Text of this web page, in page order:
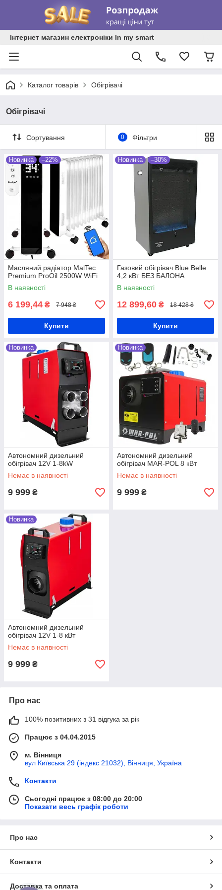
Інтернет магазин електроніки In my smart
Каталог товарів Обігрівачі
Обігрівачі
Сортування 0 Фільтри
Новинка –22%
Масляний радіатор MalTec
Premium ProOil 2500W WiFi
В наявності
6 199,44 ₴ 7 948 ₴
Купити
Новинка –30%
Газовий обігрівач Blue Belle
4,2 кВт БЕЗ БАЛОНА
В наявності
12 899,60 ₴ 18 428 ₴
Купити
Новинка
Автономний дизельний
обігрівач 12V 1-8kW
Немає в наявності
9 999 ₴
Новинка
Автономний дизельний
обігрівач MAR-POL 8 кВт
Немає в наявності
9 999 ₴
Новинка
Автономний дизельний
обігрівач 12V 1-8 кВт
Немає в наявності
9 999 ₴
Про нас
100% позитивних з 31 відгука за рік
Працює з 04.04.2015
м. Вінниця
вул Київська 29 (індекс 21032), Вінниця, Україна
Контакти
Сьогодні працює з 08:00 до 20:00
Показати весь графік роботи
Про нас
Контакти
Доставка та оплата